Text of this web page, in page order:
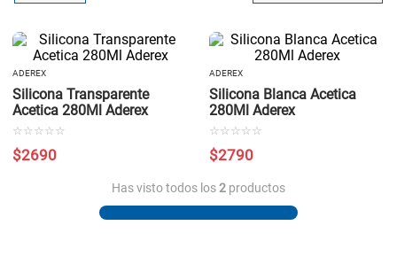
ADEREX
Silicona Transparente
Acetica 280Ml Aderex
☆ ☆ ☆ ☆ ☆
$2690
ADEREX
Silicona Blanca Acetica
280Ml Aderex
☆ ☆ ☆ ☆ ☆
$2790
Has visto todos los2 productos